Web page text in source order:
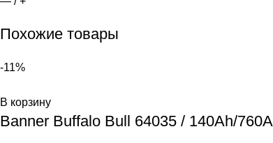
Похожие товары
-11%
В корзину
Banner Buffalo Bull 64035 / 140Ah/760A